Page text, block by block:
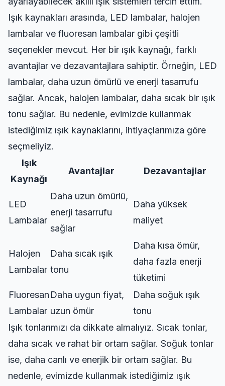
Işık kaynakları arasında, LED lambalar, halojen
lambalar ve fluoresan lambalar gibi çeşitli
seçenekler mevcut. Her bir ışık kaynağı, farklı
avantajlar ve dezavantajlara sahiptir. Örneğin, LED
lambalar, daha uzun ömürlü ve enerji tasarrufu
sağlar. Ancak, halojen lambalar, daha sıcak bir ışık
tonu sağlar. Bu nedenle, evimizde kullanmak
istediğimiz ışık kaynaklarını, ihtiyaçlarımıza göre
seçmeliyiz.
Işık
Kaynağı
Avantajlar Dezavantajlar
LED
Lambalar
Daha uzun ömürlü,
enerji tasarrufu
sağlar
Daha yüksek
maliyet
Halojen
Lambalar
Daha sıcak ışık
tonu
Daha kısa ömür,
daha fazla enerji
tüketimi
Fluoresan
Lambalar
Daha uygun fiyat,
uzun ömür
Daha soğuk ışık
tonu
Işık tonlarımızı da dikkate almalıyız. Sıcak tonlar,
daha sıcak ve rahat bir ortam sağlar. Soğuk tonlar
ise, daha canlı ve enerjik bir ortam sağlar. Bu
nedenle, evimizde kullanmak istediğimiz ışık